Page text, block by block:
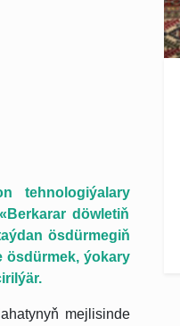
tehnologiýalary
döwletiň
ösdürmegiň
ösdürmek, ýokary
mejlisinde